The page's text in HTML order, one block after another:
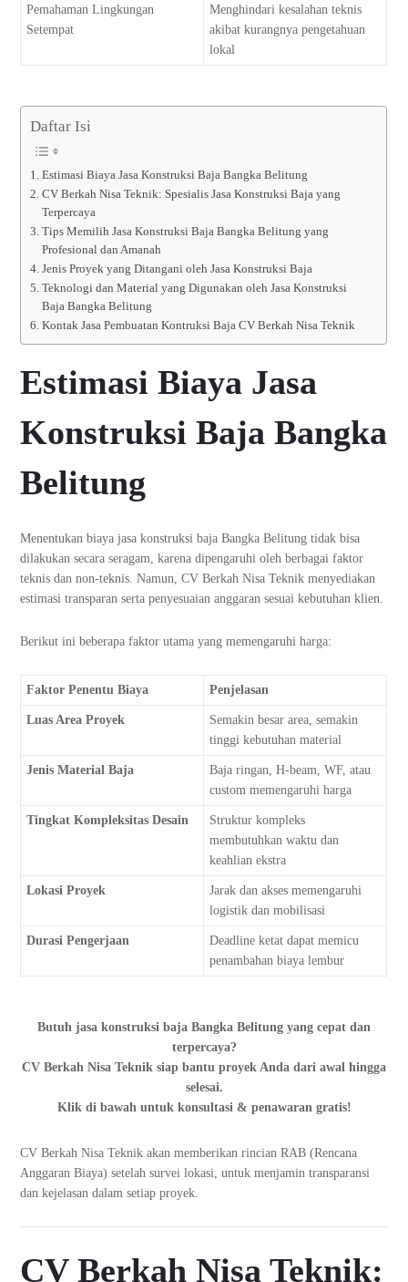
Pemahaman Lingkungan
Setempat
Menghindari kesalahan teknis
akibat kurangnya pengetahuan
lokal
Daftar Isi
Estimasi Biaya Jasa Konstruksi Baja Bangka Belitung
CV Berkah Nisa Teknik: Spesialis Jasa Konstruksi Baja yang
Terpercaya
Tips Memilih Jasa Konstruksi Baja Bangka Belitung yang
Profesional dan Amanah
Jenis Proyek yang Ditangani oleh Jasa Konstruksi Baja
Teknologi dan Material yang Digunakan oleh Jasa Konstruksi
Baja Bangka Belitung
Kontak Jasa Pembuatan Kontruksi Baja CV Berkah Nisa Teknik
Estimasi Biaya Jasa
Konstruksi Baja Bangka
Belitung
Menentukan biaya jasa konstruksi baja Bangka Belitung tidak bisa
dilakukan secara seragam, karena dipengaruhi oleh berbagai faktor
teknis dan non-teknis. Namun, CV Berkah Nisa Teknik menyediakan
estimasi transparan serta penyesuaian anggaran sesuai kebutuhan klien.
Berikut ini beberapa faktor utama yang memengaruhi harga:
Faktor Penentu Biaya Penjelasan
Luas Area Proyek
Semakin besar area, semakin
tinggi kebutuhan material
Jenis Material Baja
Baja ringan, H-beam, WF, atau
custom memengaruhi harga
Tingkat Kompleksitas Desain
Struktur kompleks
membutuhkan waktu dan
keahlian ekstra
Lokasi Proyek
Jarak dan akses memengaruhi
logistik dan mobilisasi
Durasi Pengerjaan
Deadline ketat dapat memicu
penambahan biaya lembur
Butuh jasa konstruksi baja Bangka Belitung yang cepat dan
terpercaya?
CV Berkah Nisa Teknik siap bantu proyek Anda dari awal hingga
selesai.
Klik di bawah untuk konsultasi & penawaran gratis!
CV Berkah Nisa Teknik akan memberikan rincian RAB (Rencana
Anggaran Biaya) setelah survei lokasi, untuk menjamin transparansi
dan kejelasan dalam setiap proyek.
CV Berkah Nisa Teknik: